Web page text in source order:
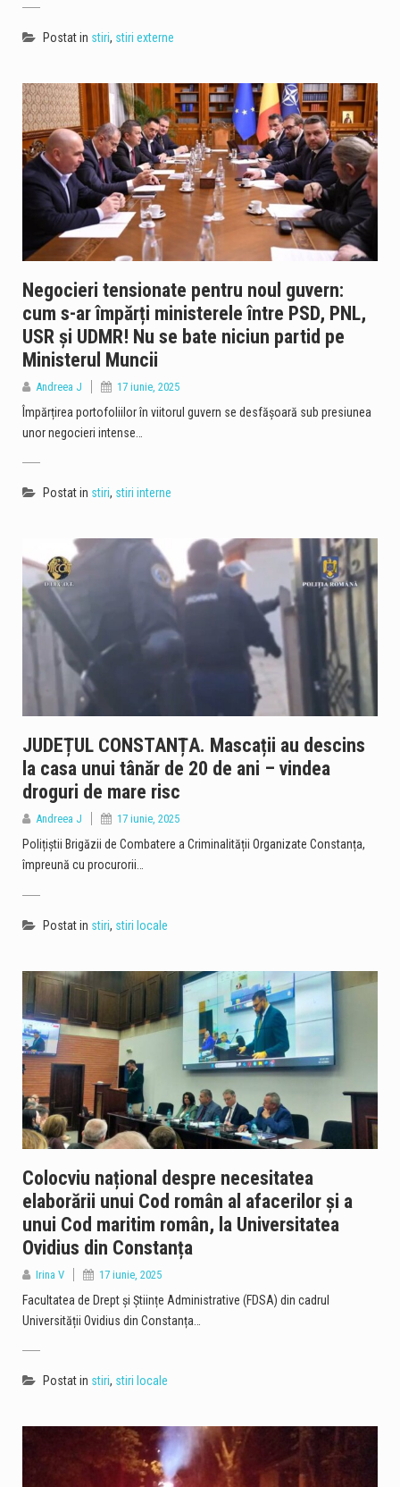
Postat in stiri, stiri externe
Negocieri tensionate pentru noul guvern:
cum s-ar împărți ministerele între PSD, PNL,
USR și UDMR! Nu se bate niciun partid pe
Ministerul Muncii
Andreea J 17 iunie, 2025
Împărțirea portofoliilor în viitorul guvern se desfășoară sub presiunea
unor negocieri intense…
Postat in stiri, stiri interne
JUDEȚUL CONSTANȚA. Mascații au descins
la casa unui tânăr de 20 de ani – vindea
droguri de mare risc
Andreea J 17 iunie, 2025
Polițiștii Brigăzii de Combatere a Criminalității Organizate Constanța,
împreună cu procurorii…
Postat in stiri, stiri locale
Colocviu național despre necesitatea
elaborării unui Cod român al afacerilor și a
unui Cod maritim român, la Universitatea
Ovidius din Constanța
Irina V 17 iunie, 2025
Facultatea de Drept și Științe Administrative (FDSA) din cadrul
Universității Ovidius din Constanța…
Postat in stiri, stiri locale